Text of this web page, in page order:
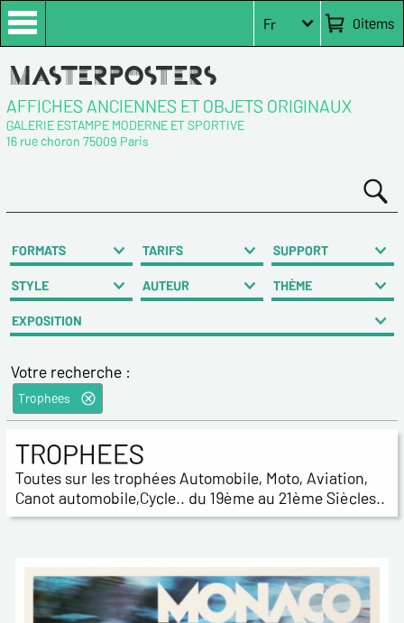
0items
Fr
AFFICHES ANCIENNES ET OBJETS ORIGINAUX
GALERIE ESTAMPE MODERNE ET SPORTIVE
16 rue choron 75009 Paris
FORMATS TARIFS SUPPORT
STYLE AUTEUR THÈME
EXPOSITION
Votre recherche :
Trophees
TROPHEES
Toutes sur les trophées Automobile, Moto, Aviation,
Canot automobile,Cycle.. du 19ème au 21ème Siècles..